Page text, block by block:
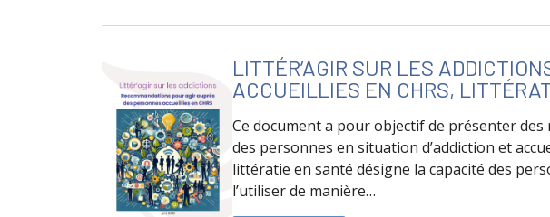
LITTÉR’AGIR SUR LES
ACCUEILLIES EN CHRS,
Ce document a pour objectif de présenter
des personnes en situation d’addiction et
littératie en santé désigne la capacité des
l’utiliser de manière…